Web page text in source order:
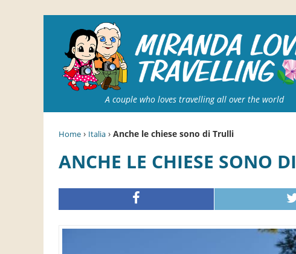
A couple who loves travelling all over the world
Home › Italia › Anche le chiese sono di Trulli
ANCHE LE CHIESE SONO